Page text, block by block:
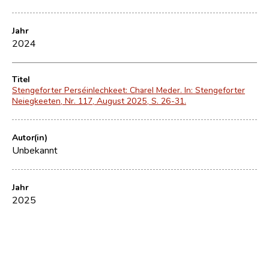
Jahr
2024
Titel
Stengeforter Perséinlechkeet: Charel Meder. In: Stengeforter
Neiegkeeten, Nr. 117, August 2025, S. 26-31.
Autor(in)
Unbekannt
Jahr
2025